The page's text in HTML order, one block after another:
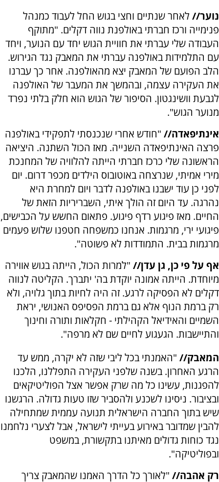
נוער// לאחר שנתיים וחצי בגוש החל לעבוד כמנהל
פנימייה ורכז חברתי באולפנת נווה דקלים. "מתוקף
העבודה שלי עברתי את חוויית הגוש יחד עם הנוער, ויחד
עם התלמידות באולפנה עברתי את המאבק נגד הגירוש.
הלב הפועם של המאבק יצא מהאולפנה. אחר כך עברנו
את העקירה עצמה, ובהמשך את המעבר של האולפנה
לגבעת וושינגטון. הסיפור של הגוש הוא חלק בלתי נפרד
מנוער הגוש".
אינתיפאדה// "חודש אחרי שנכנסתי לתפקידי באולפנה
פרצה האינתיפאדה השנייה. מאז הכול השתנה. היציאה
הראשונה שלי כרכז חברתי הייתה להלוויה של המחנכת
מירי אמיתי, שנרצחה באוטובוס הילדים מכפר דרום. יום
לפני כן עוד ישבנו באולפנה לדבר ויום למחרת היא
נהרגה. עד היום זה הולך איתי, השבריריות הזאת של
החיים. מאז פיגוע רדף פיגוע. פתאום החשש על הכבישים,
פיגועי ירי, מרגמות. אנחנו כמשפחה חטפנו שלוש פעמים
מרגמות בבית. התמודדות לא פשוטה".
אף על פי כן, גן עדן// "למרות הכול, הייתה בגוש אווירה
מיוחדת. הייתה אמונה יוקדת בה' יתברך. הקליטה לנווה
דקלים לא הפסיקה לרגע. זה היה לחיות בתוך גלויה, ולא
רק ברמת הנוף אלא גם ברמת הפסיפס האנושי, יראת
השמיים והאידיאל הקהילתי - חקלאות ותורה וחינוך
והתיישבות. הגעגוע לחיים שם לא מרפה".
המאבק// "האמנתי בכל ליבי שזה לא יקרה, ממש עד
הרגע האחרון. בשנה שלפני העקירה התפללנו, הלכנו
להפגנות, עשינו כל מה שרק אפשר אצל הפוליטיקאים
ובציבור. ניסינו לשכנע ולהסביר שזו טעות גדולה. הרגשנו
שיש בתוך החברה הישראלית תנועה עממית שמתחילה
להבין שמדובר באירוע בעייתי לישראל, אבל לצערי נלחמנו
נגד כוחות גדולים מאיתנו בתקשורת, במשפט
ובפוליטיקה".
רק אהבה// "לאורך כל הדרך האמנו שהמאבק צריך